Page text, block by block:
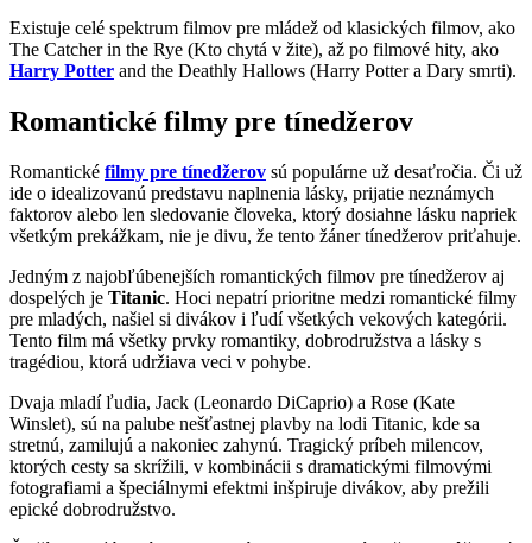
Existuje celé spektrum filmov pre mládež od klasických filmov, ako
The Catcher in the Rye (Kto chytá v žite), až po filmové hity, ako
Harry Potter and the Deathly Hallows (Harry Potter a Dary smrti).
Romantické filmy pre tínedžerov
Romantické filmy pre tínedžerov sú populárne už desaťročia. Či už
ide o idealizovanú predstavu naplnenia lásky, prijatie neznámych
faktorov alebo len sledovanie človeka, ktorý dosiahne lásku napriek
všetkým prekážkam, nie je divu, že tento žáner tínedžerov priťahuje.
Jedným z najobľúbenejších romantických filmov pre tínedžerov aj
dospelých je Titanic. Hoci nepatrí prioritne medzi romantické filmy
pre mladých, našiel si divákov i ľudí všetkých vekových kategórii.
Tento film má všetky prvky romantiky, dobrodružstva a lásky s
tragédiou, ktorá udržiava veci v pohybe.
Dvaja mladí ľudia, Jack (Leonardo DiCaprio) a Rose (Kate
Winslet), sú na palube nešťastnej plavby na lodi Titanic, kde sa
stretnú, zamilujú a nakoniec zahynú. Tragický príbeh milencov,
ktorých cesty sa skrížili, v kombinácii s dramatickými filmovými
fotografiami a špeciálnymi efektmi inšpiruje divákov, aby prežili
epické dobrodružstvo.